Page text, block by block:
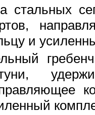
стальных
и